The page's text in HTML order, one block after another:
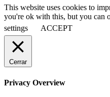
This website uses cookies to
you're ok with this, but you can
settings
ACCEPT
Cerrar
Privacy Overview